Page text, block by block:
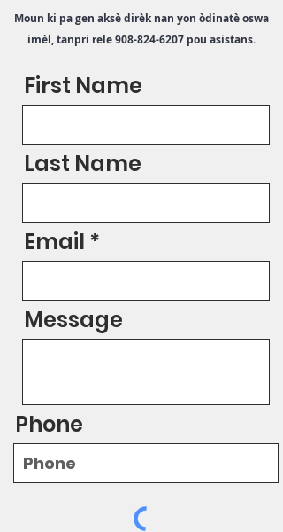
Moun ki pa gen aksè dirèk nan yon òdinatè oswa
imèl, tanpri rele908-824-6207 pou asistans.
First Name
Last Name
Email
Message
Phone